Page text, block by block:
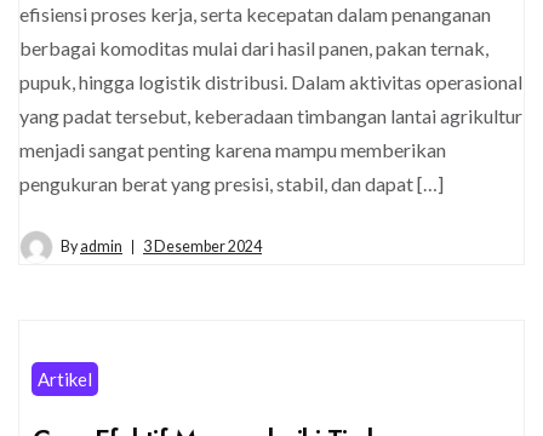
efisiensi proses kerja, serta kecepatan dalam penanganan
berbagai komoditas mulai dari hasil panen, pakan ternak,
pupuk, hingga logistik distribusi. Dalam aktivitas operasional
yang padat tersebut, keberadaan timbangan lantai agrikultur
menjadi sangat penting karena mampu memberikan
pengukuran berat yang presisi, stabil, dan dapat […]
By admin 3 Desember 2024
Artikel